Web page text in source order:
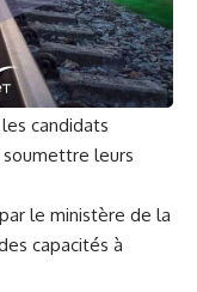
candidats
leurs
le ministère de la
capacités à